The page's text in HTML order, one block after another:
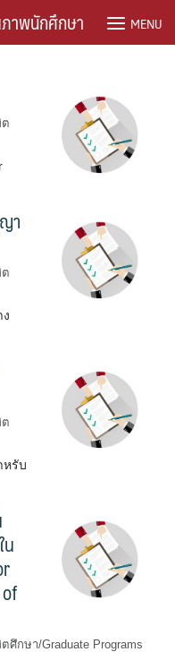
าพนักศึกษา MENU
า
หรับ
กษา/Graduate Programs